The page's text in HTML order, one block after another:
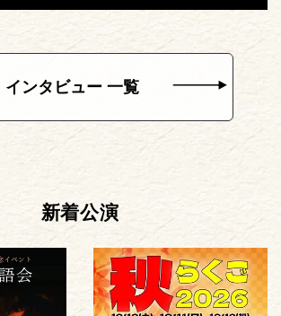
インタビュー 一覧
新着公演